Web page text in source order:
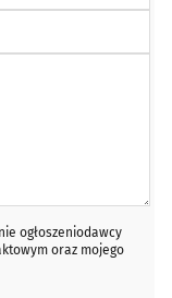
ogłoszeniodawcy
oraz mojego